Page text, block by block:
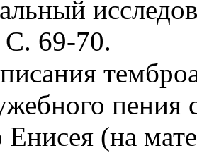
С. 69-70.
пения
(на